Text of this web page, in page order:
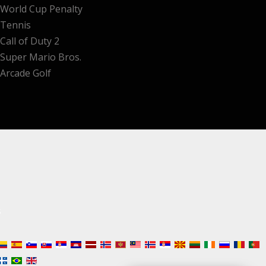
World Cup Penalty
Tennis
Call of Duty 2
Super Mario Bros.
Arcade Golf